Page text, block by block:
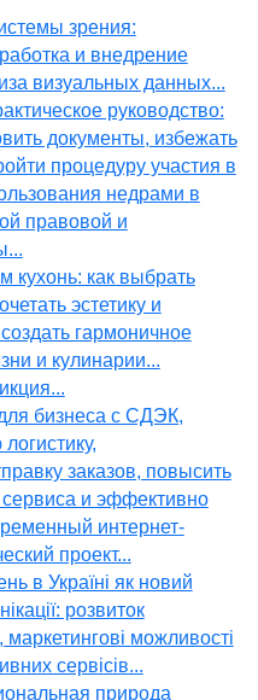
зрения:
и внедрение
визуальных данных...
руководство:
документы, избежать
процедуру участия в
недрами в
правовой и
кухонь: как выбрать
эстетику и
гармоничное
и кулинарии...
бизнеса с СДЭК,
заказов, повысить
сервиса и эффективно
интернет-
проект...
в Україні як новий
розвиток
можливості
сервісів...
природа